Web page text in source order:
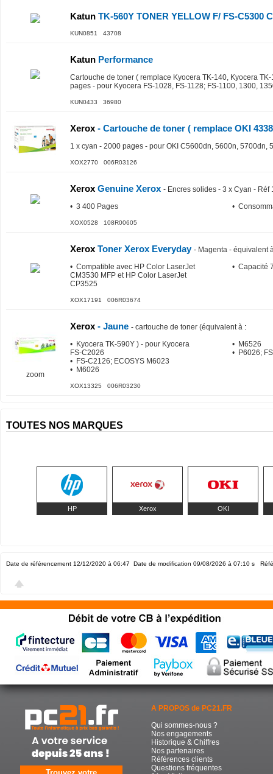
Katun TK-560Y TONER YELLOW F/ FS-C5300
KUN0851 43708
Katun Performance
Cartouche de toner ( remplace Kyocera TK-140, Kyocera
pages - pour Kyocera FS-1028, FS-1128; FS-1100, 1300,
KUN0433 36980
Xerox - Cartouche de toner ( remplace OKI
1 x cyan - 2000 pages - pour OKI C5600dn, 5600n, 5700dn,
XOX2770 006R03126
Xerox Genuine Xerox - Encres solides - 3 x Cyan - Réf
• 3 400 Pages
•
XOX0528 108R00605
Xerox Toner Xerox Everyday - Magenta - équivalent
• Compatible avec HP Color LaserJet
CM3530 MFP et HP Color LaserJet
CP3525
• Capacité
XOX17191 006R03674
zoom
Xerox - Jaune - cartouche de toner (équivalent à :
• Kyocera TK-590Y ) - pour Kyocera
FS-C2026
• FS-C2126; ECOSYS M6023
• M6026
• M6526
• P6026;
XOX13325 006R03230
TOUTES NOS MARQUES
HP Xerox OKI
Date de référencement 12/12/2020 à 06:47 Date de modification 09/08/2026 à 07:10 s
A PROPOS de PC21.FR
Qui sommes-nous ?
Nos engagements
Historique & Chiffres
Nos partenaires
Références clients
Questions fréquentes